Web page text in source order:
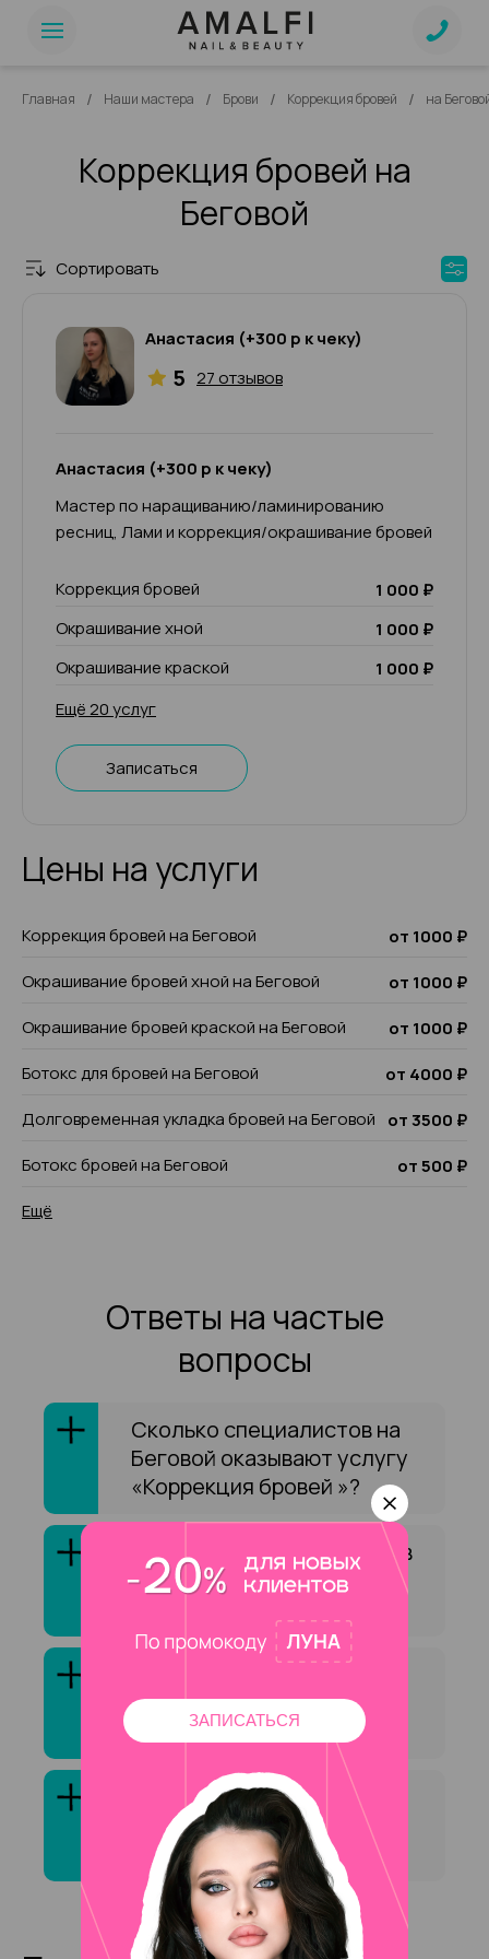
Главная / Наши мастера / Брови / Коррекция бровей / на
Коррекция бровей на
Беговой
Сортировать
Анастасия (+300 р к чеку)
5 27 отзывов
Анастасия (+300 р к чеку)
Мастер по наращиванию/ламинированию
ресниц, Лами и коррекция/окрашивание бровей
Коррекция бровей
1 000 ₽
Окрашивание хной
1 000 ₽
Окрашивание краской
1 000 ₽
Ещё 20 услуг
Записаться
Цены на услуги
Коррекция бровей на Беговой
от 1000 ₽
Окрашивание бровей хной на Беговой
от 1000 ₽
Окрашивание бровей краской на Беговой
от 1000 ₽
Ботокс для бровей на Беговой
от 4000 ₽
Долговременная укладка бровей на Беговой
от 3500 ₽
Ботокс бровей на Беговой
от 500 ₽
Ещё
Ответы на частые
вопросы
Сколько специалистов на
Беговой оказывают услугу
«Коррекция бровей »?
Как выбрать специалиста в
сфере «Коррекция бровей
услугой «Коррекция
бровей »?
Сколько стоит услуга
«Коррекция бровей » на на
Беговой ?
ЗАПИСАТЬСЯ